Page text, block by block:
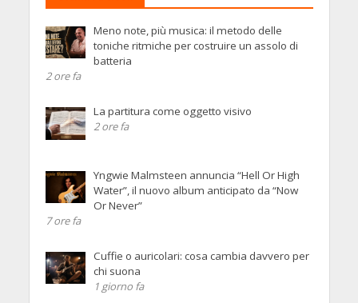
Meno note, più musica: il metodo delle
toniche ritmiche per costruire un assolo di
batteria
2 ore fa
La partitura come oggetto visivo
2 ore fa
Yngwie Malmsteen annuncia “Hell Or High
Water”, il nuovo album anticipato da “Now
Or Never”
7 ore fa
Cuffie o auricolari: cosa cambia davvero per
chi suona
1 giorno fa